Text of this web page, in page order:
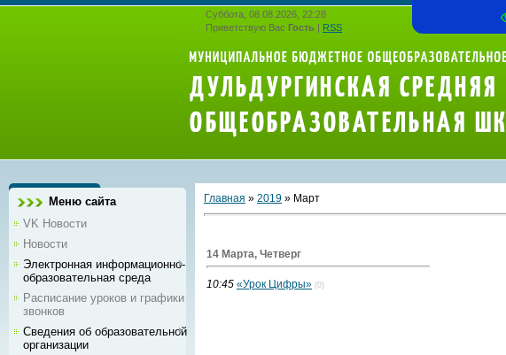
Суббота, 08.08.2026, 22:28
Приветствую Вас Гость | RSS
Меню сайта
VK Новости
Новости
Электронная информационно-
образовательная среда
Расписание уроков и графики
звонков
Сведения об образовательной
организации
Главная » 2019 » Март
14 Марта, Четверг
10:45 «Урок Цифры» (0)